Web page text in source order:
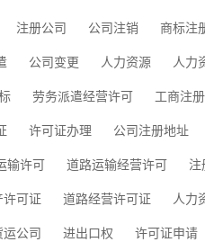
注册公司 公司注销 商标注
公司变更 人力资源 人力
劳务派遣经营许可 工商注册
许可证办理 公司注册地址
输许可 道路运输经营许可
可证 道路经营许可证 人力
公司 进出口权 许可证申请